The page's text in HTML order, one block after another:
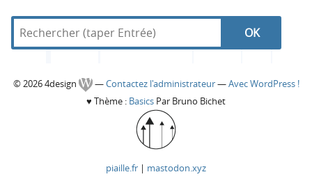
N
R
R
e
d
4
C
© 2026 4design —Contactez l'administrateur—Avec WordPress !
♥ Thème : Basics Par Bruno Bichet
piaille.fr | mastodon.xyz